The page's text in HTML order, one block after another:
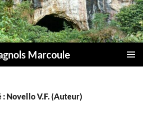
Marcoule
Novello V.F. (Auteur)